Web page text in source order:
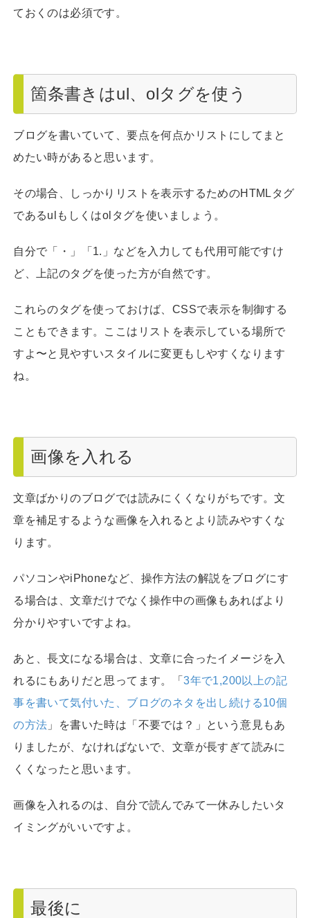
ておくのは必須です。
箇条書きはul、olタグを使う
ブログを書いていて、要点を何点かリストにしてまと
めたい時があると思います。
その場合、しっかりリストを表示するためのHTMLタグ
であるulもしくはolタグを使いましょう。
自分で「・」「1.」などを入力しても代用可能ですけ
ど、上記のタグを使った方が自然です。
これらのタグを使っておけば、CSSで表示を制御する
こともできます。ここはリストを表示している場所で
すよ〜と見やすいスタイルに変更もしやすくなります
ね。
画像を入れる
文章ばかりのブログでは読みにくくなりがちです。文
章を補足するような画像を入れるとより読みやすくな
ります。
パソコンやiPhoneなど、操作方法の解説をブログにす
る場合は、文章だけでなく操作中の画像もあればより
分かりやすいですよね。
あと、長文になる場合は、文章に合ったイメージを入
れるにもありだと思ってます。「3年で1,200以上の記
事を書いて気付いた、ブログのネタを出し続ける10個
の方法 」を書いた時は「不要では？」という意見もあ
りましたが、なければないで、文章が長すぎて読みに
くくなったと思います。
画像を入れるのは、自分で読んでみて一休みしたいタ
イミングがいいですよ。
最後に